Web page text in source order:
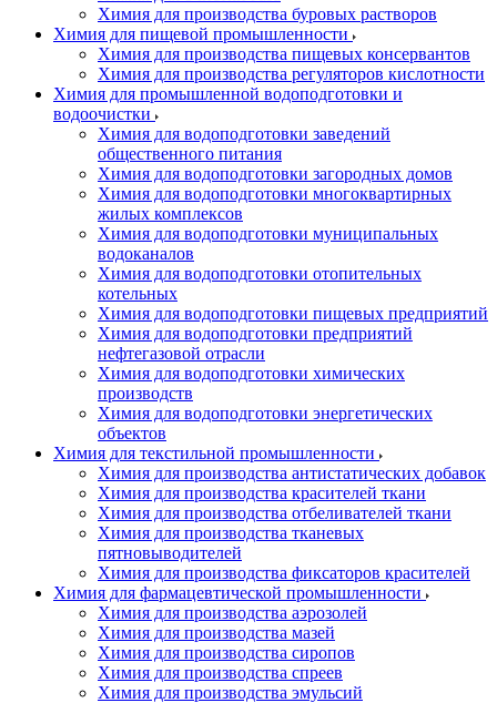
Химия для производства буровых растворов
Химия для пищевой промышленности
Химия для производства пищевых консервантов
Химия для производства регуляторов кислотности
Химия для промышленной водоподготовки и
водоочистки
Химия для водоподготовки заведений
общественного питания
Химия для водоподготовки загородных домов
Химия для водоподготовки многоквартирных
жилых комплексов
Химия для водоподготовки муниципальных
водоканалов
Химия для водоподготовки отопительных
котельных
Химия для водоподготовки пищевых предприятий
Химия для водоподготовки предприятий
нефтегазовой отрасли
Химия для водоподготовки химических
производств
Химия для водоподготовки энергетических
объектов
Химия для текстильной промышленности
Химия для производства антистатических добавок
Химия для производства красителей ткани
Химия для производства отбеливателей ткани
Химия для производства тканевых
пятновыводителей
Химия для производства фиксаторов красителей
Химия для фармацевтической промышленности
Химия для производства аэрозолей
Химия для производства мазей
Химия для производства сиропов
Химия для производства спреев
Химия для производства эмульсий